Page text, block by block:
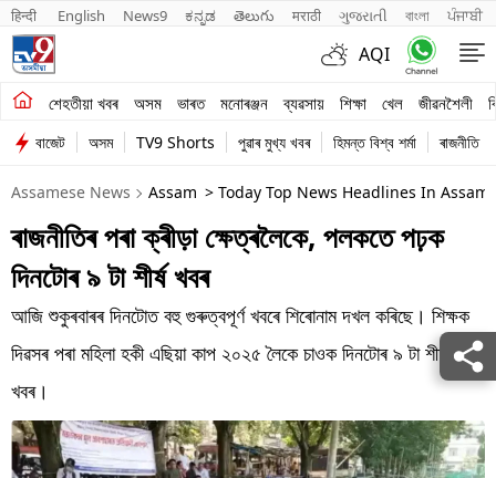
हिन्दी English News9 ಕನ್ನಡ తెలుగు मराठी ગુજરાતી বাংলা ਪੰਜਾਬੀ
AQI
শেহতীয়া খবৰ অসম ভাৰত মনোৰঞ্জন ব্যৱসায় শিক্ষা খেল জীৱনশৈলী
শেহতীয়া খবৰ
অসম
ভাৰত
মনোৰঞ্জন
ব্যৱসায়
শিক্ষা
খেল
জীৱনশৈলী
বাজেট অসম TV9 Shorts পুৱাৰ মুখ্য খবৰ হিমন্ত বিশ্ব শৰ্মা ৰাজনীতি
Assamese News Assam > Today Top News Headlines In
ৰাজনীতিৰ পৰা ক্ৰীড়া ক্ষেত্ৰলৈকে, পলকতে পঢ়ক
দিনটোৰ ৯ টা শীৰ্ষ খবৰ
আজি শুকুৰবাৰৰ দিনটোত বহু গুৰুত্বপূৰ্ণ খবৰে শিৰোনাম দখল কৰিছে। শিক্ষক
দিৱসৰ পৰা মহিলা হকী এছিয়া কাপ ২০২৫ লৈকে চাওক দিনটোৰ ৯ টা শীৰ্ষ
খবৰ।